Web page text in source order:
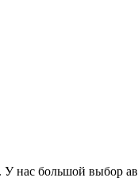
большой выбор